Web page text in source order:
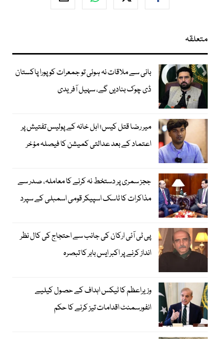
متعلقہ
بانی سے ملاقات نہ ہوئی تو جمعرات کو پورا پاکستان
ڈی چوک بنادیں گے، سہیل آفریدی
میر رضا قتل کیس؛ اہل خانہ کے پولیس تفتیش پر
اعتماد کے بعد عدالتی کمیشن کا فیصلہ مؤخر
ججز سمری پر دستخط نہ کرنے کا معاملہ، صدر سے
مذاکرات کا ٹاسک اسپیکر قومی اسمبلی کے سپرد
پی ٹی آئی ارکان کی جانب سے احتجاج کی کال نظر
انداز کرنے پر اکبر ایس بابر کا تبصرہ
وزیراعظم کا ٹیکس اہداف کے حصول کیلیے
انفورسمنٹ اقدامات تیز کرنے کا حکم